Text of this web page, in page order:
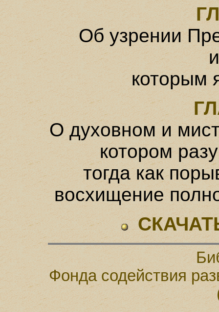
Об узрении
которым
О духовном и
котором
тогда как
восхищение
Фонда содействия